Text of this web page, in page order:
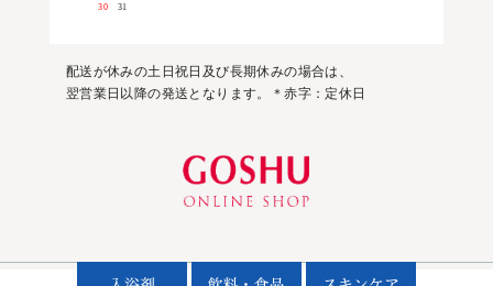
30
31
配送が休みの土日祝日及び長期休みの場合は、
翌営業日以降の発送となります。＊赤字：定休日